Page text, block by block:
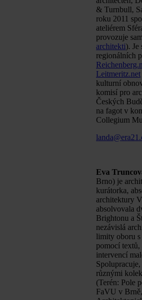
& Turnbull,
roku 2011
ateliérem
provozuje
architekti). Je
regionálních
Leitmeritz.net
kulturní
komisí pro
Českých
na fagot v
Collegium
Eva
Brno) je
kurátorka,
architektury
absolvovala
Brightonu a
nezávislá
limity oboru s
pomocí
intervencí
různými
(Terén: Pole
FaVU v